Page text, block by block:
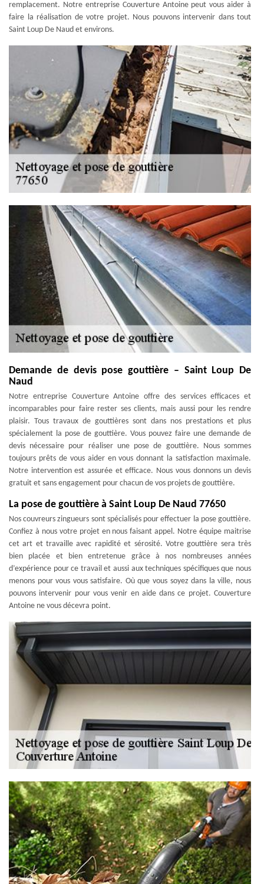
remplacement. Notre entreprise Couverture Antoine peut vous aider à
faire la réalisation de votre projet. Nous pouvons intervenir dans tout
Saint Loup De Naud et environs.
Demande de devis pose gouttière – Saint Loup De
Naud
Notre entreprise Couverture Antoine offre des services efficaces et
incomparables pour faire rester ses clients, mais aussi pour les rendre
plaisir. Tous travaux de gouttières sont dans nos prestations et plus
spécialement la pose de gouttière. Vous pouvez faire une demande de
devis nécessaire pour réaliser une pose de gouttière. Nous sommes
toujours prêts de vous aider en vous donnant la satisfaction maximale.
Notre intervention est assurée et efficace. Nous vous donnons un devis
gratuit et sans engagement pour chacun de vos projets de gouttière.
La pose de gouttière à Saint Loup De Naud 77650
Nos couvreurs zingueurs sont spécialisés pour effectuer la pose gouttière.
Confiez à nous votre projet en nous faisant appel. Notre équipe maitrise
cet art et travaille avec rapidité et sérosité. Votre gouttière sera très
bien placée et bien entretenue grâce à nos nombreuses années
d’expérience pour ce travail et aussi aux techniques spécifiques que nous
menons pour vous vous satisfaire. Où que vous soyez dans la ville, nous
pouvons intervenir pour vous venir en aide dans ce projet. Couverture
Antoine ne vous décevra point.